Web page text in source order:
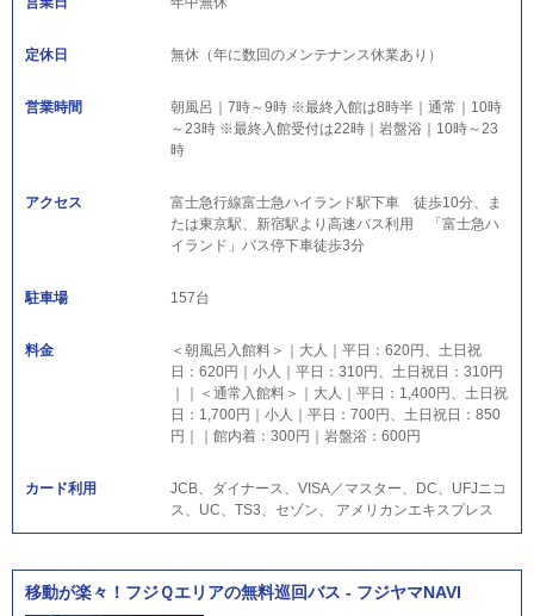
定休日 無休（年に数回のメンテナンス休業あり）
営業時間
朝風呂｜7時～9時 ※最終入館は8時半｜通常｜10時
～23時 ※最終入館受付は22時｜岩盤浴｜10時～23
時
アクセス
富士急行線富士急ハイランド駅下車 徒歩10分、ま
たは東京駅、新宿駅より高速バス利用 「富士急ハ
イランド」バス停下車徒歩3分
駐車場 157台
料金
＜朝風呂入館料＞｜大人｜平日：620円、土日祝
日：620円｜小人｜平日：310円、土日祝日：310円
｜｜＜通常入館料＞｜大人｜平日：1,400円、土日祝
日：1,700円｜小人｜平日：700円、土日祝日：850
円｜｜館内着：300円｜岩盤浴：600円
カード利用
JCB、ダイナース、VISA／マスター、DC、UFJニコ
ス、UC、TS3、セゾン、 アメリカンエキスプレス
移動が楽々！フジＱエリアの無料巡回バス - フジヤマNAVI